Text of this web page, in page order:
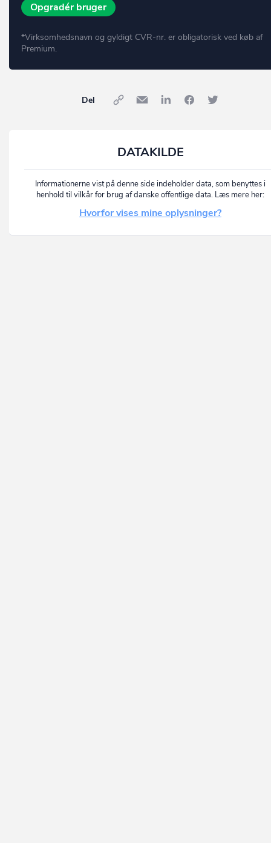
Opgradér bruger
*Virksomhedsnavn og gyldigt CVR-nr. er obligatorisk ved køb af
Premium.
Del
DATAKILDE
Informationerne vist på denne side indeholder data, som benyttes i
henhold til vilkår for brug af danske offentlige data. Læs mere her:
Hvorfor vises mine oplysninger?